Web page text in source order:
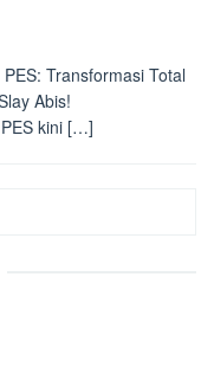
Transformasi Total
Abis!
kini […]